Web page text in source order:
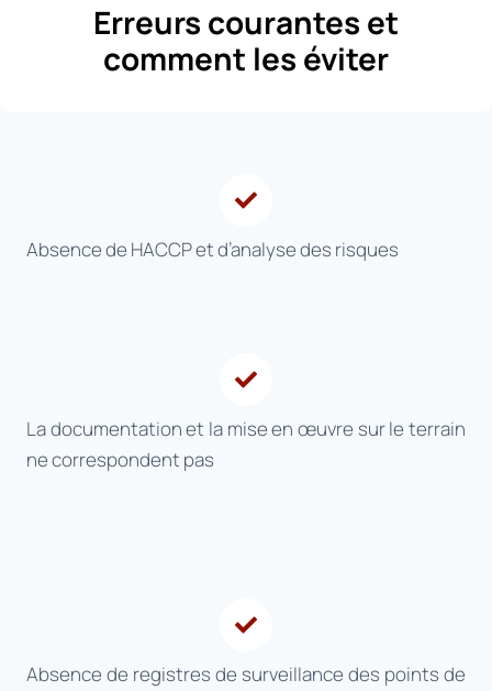
Erreurs courantes et
comment les éviter
Absence de HACCP et d’analyse des risques
La documentation et la mise en œuvre sur le terrain
ne correspondent pas
Absence de registres de surveillance des points de